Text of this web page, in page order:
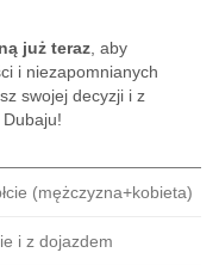
już teraz, aby
i niezapomnianych
swojej decyzji i z
(mężczyzna+kobieta)
i z dojazdem